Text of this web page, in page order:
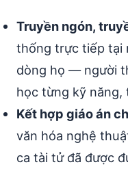
Truyền ngón,
thống trực tiếp tại
dòng họ — người
học từng kỹ năng,
Kết hợp giáo án
văn hóa nghệ
ca tài tử đã được